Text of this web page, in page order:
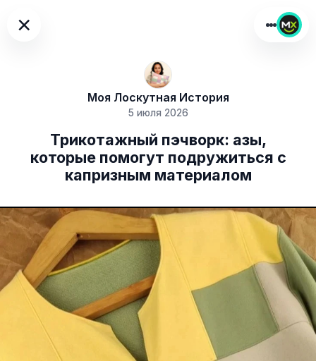
×
Моя Лоскутная История
5 июля 2026
Трикотажный пэчворк: азы,
которые помогут подружиться с
капризным материалом